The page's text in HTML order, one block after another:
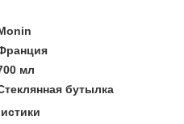
мл
бутылка